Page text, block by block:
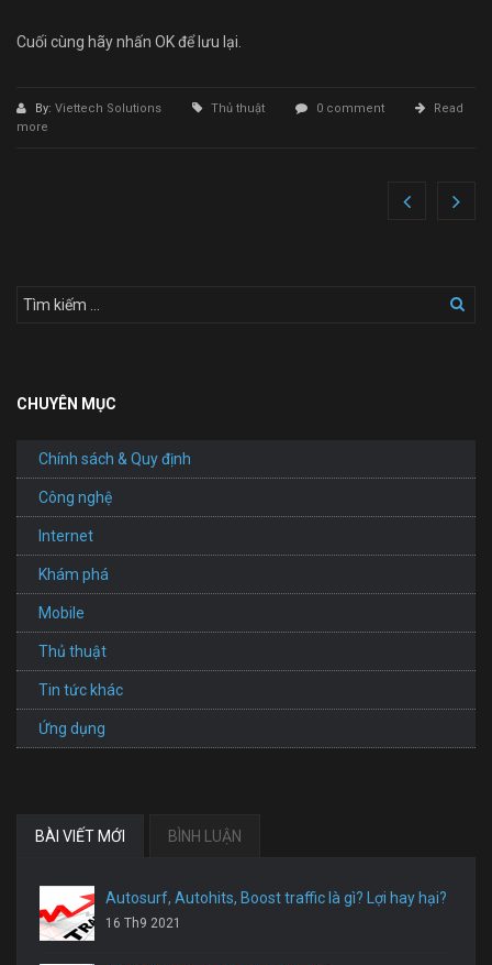
Cuối cùng hãy nhấn OK để lưu lại.
By: Viettech Solutions Thủ thuật 0 comment
Read
more
CHUYÊN MỤC
Chính sách & Quy định
Công nghệ
Internet
Khám phá
Mobile
Thủ thuật
Tin tức khác
Ứng dụng
BÀI VIẾT MỚI BÌNH LUẬN
Autosurf, Autohits, Boost traffic là gì? Lợi hay hại?
16 Th9 2021